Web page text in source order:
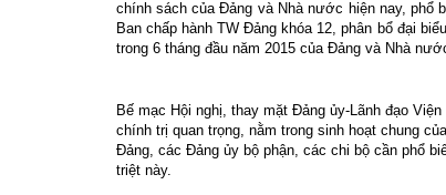
chính sách của Đảng và Nhà nước hiện nay, phổ
Ban chấp hành TW Đảng khóa 12, phân bổ đại
trong 6 tháng đầu năm 2015 của Đảng và Nhà
Bế mạc Hội nghị, thay mặt Đảng ủy-Lãnh đạo
chính trị quan trọng, nằm trong sinh hoạt chung
Đảng, các Đảng ủy bộ phận, các chi bộ cần phổ
triệt này.